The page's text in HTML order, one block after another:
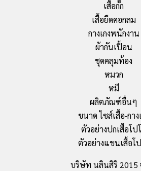
เสื้อกั๊ก
เสื้อยืดคอกลม
กางเกงพนักงาน
ผ้ากันเปื้อน
ชุดคลุมท้อง
หมวก
หมี
ผลิตภัณฑ์อื่นๆ
ขนาด ไซส์เสื้อ-กาง
ตัวอย่างปกเสื้อโป
ตัวอย่างแขนเสื้อโ
บริษัท นลินสิริ 2015